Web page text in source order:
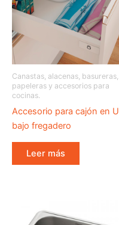
Canastas, alacenas, basureras,
papeleras y accesorios para
cocinas.
Accesorio para cajón en U
bajo fregadero
Leer más